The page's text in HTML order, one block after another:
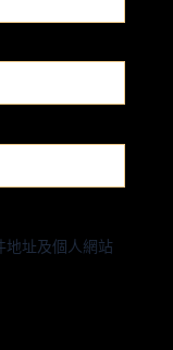
地址及個人網站